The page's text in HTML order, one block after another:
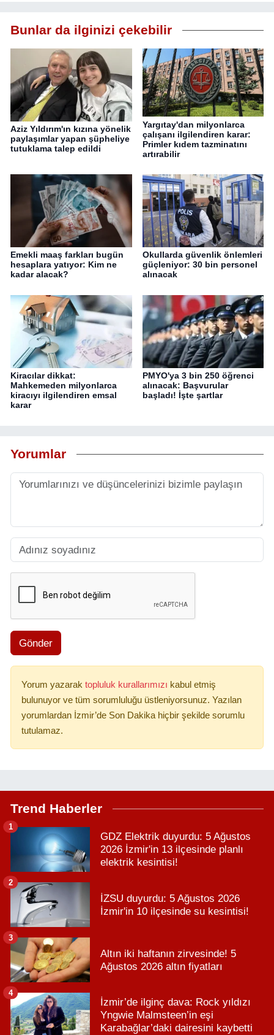
Bunlar da ilginizi çekebilir
Aziz Yıldırım'ın kızına yönelik
paylaşımlar yapan şüpheliye
tutuklama talep edildi
Yargıtay'dan milyonlarca
çalışanı ilgilendiren karar:
Primler kıdem tazminatını
artırabilir
Emekli maaş farkları bugün
hesaplara yatıyor: Kim ne
kadar alacak?
Okullarda güvenlik önlemleri
güçleniyor: 30 bin personel
alınacak
Kiracılar dikkat:
Mahkemeden milyonlarca
kiracıyı ilgilendiren emsal
karar
PMYO'ya 3 bin 250 öğrenci
alınacak: Başvurular
başladı! İşte şartlar
Yorumlar
Gönder
Yorum yazarak topluluk kurallarımızı kabul etmiş
bulunuyor ve tüm sorumluluğu üstleniyorsunuz. Yazılan
yorumlardan İzmir’de Son Dakika hiçbir şekilde sorumlu
tutulamaz.
Trend Haberler
GDZ Elektrik duyurdu: 5 Ağustos
2026 İzmir'in 13 ilçesinde planlı
elektrik kesintisi!
1
İZSU duyurdu: 5 Ağustos 2026
İzmir'in 10 ilçesinde su kesintisi!
2
Altın iki haftanın zirvesinde! 5
Ağustos 2026 altın fiyatları
3
İzmir’de ilginç dava: Rock yıldızı
Yngwie Malmsteen’in eşi
Karabağlar’daki dairesini kaybetti
4